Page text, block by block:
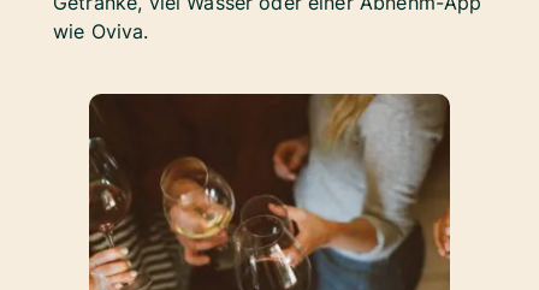
wie Oviva.